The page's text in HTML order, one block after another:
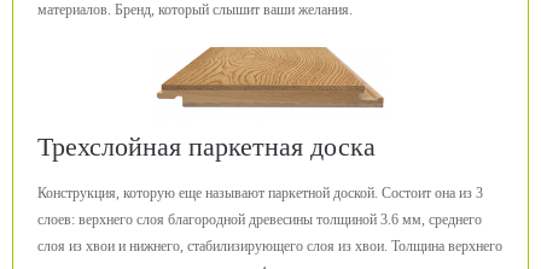
материалов. Бренд, который слышит ваши желания.
Трехслойная паркетная доска
Конструкция, которую еще называют паркетной доской. Состоит она из 3
слоев: верхнего слоя благородной древесины толщиной 3.6 мм, среднего
слоя из хвои и нижнего, стабилизирующего слоя из хвои. Толщина верхнего